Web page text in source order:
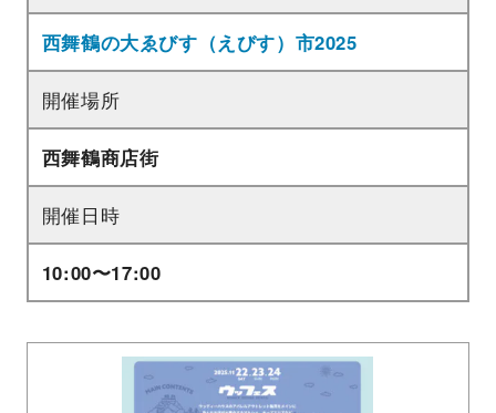
西舞鶴の大ゑびす（えびす）市2025
開催場所
西舞鶴商店街
開催日時
10:00〜17:00